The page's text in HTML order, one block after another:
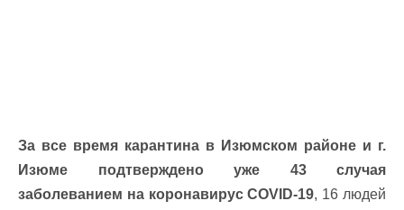
За все время карантина в Изюмском районе и г.
Изюме подтверждено уже 43 случая
заболеванием на коронавирус COVID-19, 16 людей